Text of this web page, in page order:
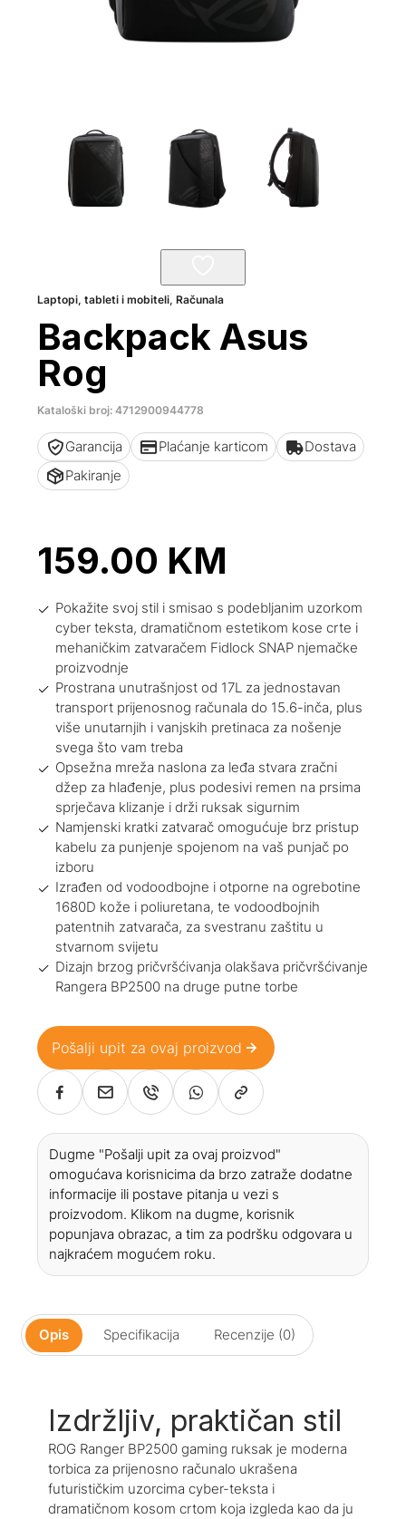
Laptopi, tableti i mobiteli,Računala
Backpack Asus
Rog
Kataloški broj: 4712900944778
Garancija Plaćanje karticom
Dostava
Pakiranje
159.00 KM
Pokažite svoj stil i smisao s podebljanim uzorkom
cyber teksta, dramatičnom estetikom kose crte i
mehaničkim zatvaračem Fidlock SNAP njemačke
proizvodnje
Prostrana unutrašnjost od 17L za jednostavan
transport prijenosnog računala do 15.6-inča, plus
više unutarnjih i vanjskih pretinaca za nošenje
svega što vam treba
Opsežna mreža naslona za leđa stvara zračni
džep za hlađenje, plus podesivi remen na prsima
sprječava klizanje i drži ruksak sigurnim
Namjenski kratki zatvarač omogućuje brz pristup
kabelu za punjenje spojenom na vaš punjač po
izboru
Izrađen od vodoodbojne i otporne na ogrebotine
1680D kože i poliuretana, te vodoodbojnih
patentnih zatvarača, za svestranu zaštitu u
stvarnom svijetu
Dizajn brzog pričvršćivanja olakšava pričvršćivanje
Rangera BP2500 na druge putne torbe
Pošalji upit za ovaj proizvod
Dugme "Pošalji upit za ovaj proizvod"
omogućava korisnicima da brzo zatraže dodatne
informacije ili postave pitanja u vezi s
proizvodom. Klikom na dugme, korisnik
popunjava obrazac, a tim za podršku odgovara u
najkraćem mogućem roku.
Opis Specifikacija Recenzije (0)
Izdržljiv, praktičan stil
ROG Ranger BP2500 gaming ruksak je moderna
torbica za prijenosno računalo ukrašena
futurističkim uzorcima cyber-teksta i
dramatičnom kosom crtom koja izgleda kao da ju